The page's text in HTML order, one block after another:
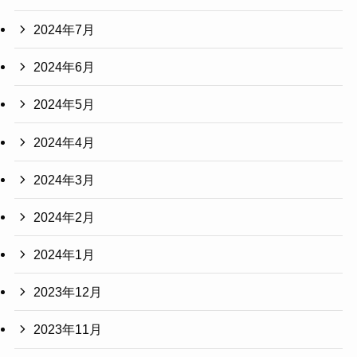
2024年7月
2024年6月
2024年5月
2024年4月
2024年3月
2024年2月
2024年1月
2023年12月
2023年11月